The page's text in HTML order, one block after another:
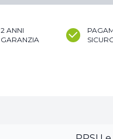
2 ANNI
GARANZIA